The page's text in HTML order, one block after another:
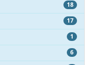
18
17
1
6